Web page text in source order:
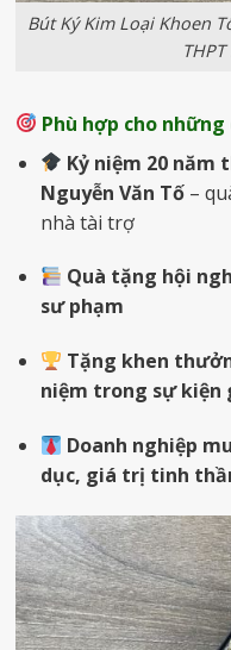
Bút Ký Kim Loại Khoen
Phù hợp cho những
Kỷ niệm 20 năm
Nguyễn Văn Tố–
nhà tài trợ
Quà tặng hội
sư phạm
Tặng khen
niệm trong sự kiện
Doanh nghiệp
dục, giá trị tinh